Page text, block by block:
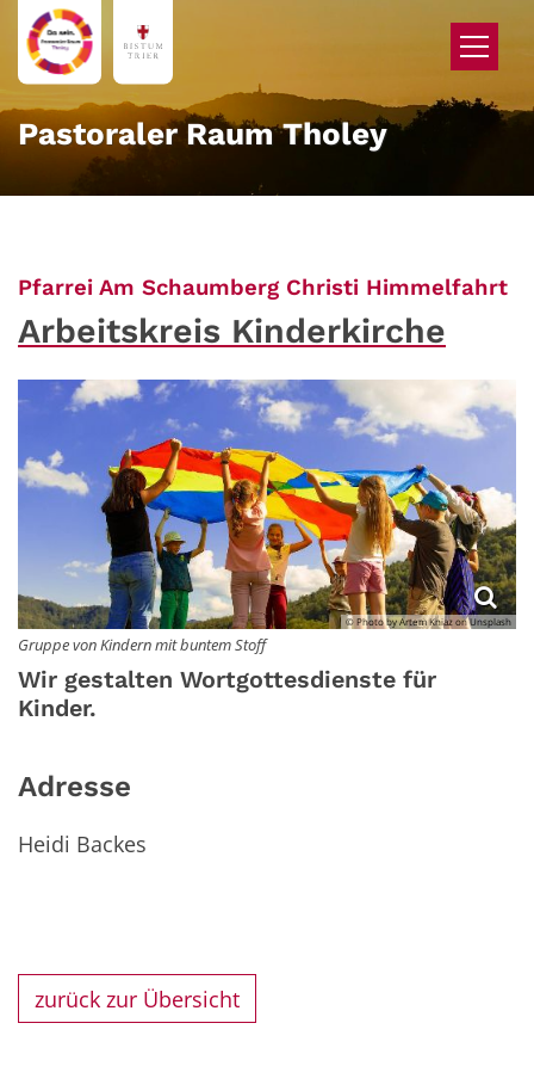
Zum Inhalt springen
Pastoraler Raum Tholey
Pfarrei Am Schaumberg Christi Himmelfahrt:
Arbeitskreis Kinderkirche
© Photo by Artem Kniaz on Unsplash
Gruppe von Kindern mit buntem Stoff
Wir gestalten Wortgottesdienste für
Kinder.
Adresse
Heidi Backes
zurück zur Übersicht